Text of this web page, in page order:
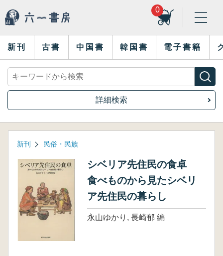
0
新刊 古書 中国書 韓国書 電子書籍
詳細検索
新刊 民俗・民族
シベリア先住民の食卓
食べものから見たシベリ
ア先住民の暮らし
永山ゆかり, 長崎郁 編